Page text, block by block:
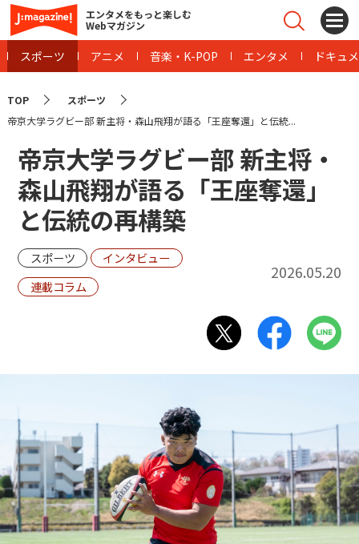
エンタメをもっと楽しむ
Webマガジン
スポーツ アニメ 音楽・K-POP エンタメ ドキュ
TOP
スポーツ
帝京大学ラグビー部 新主将・森山飛翔が語る「王座奪還」と伝統...
帝京大学ラグビー部 新主将・
森山飛翔が語る「王座奪還」
と伝統の再構築
スポーツ
インタビュー
連載コラム
2026.05.20